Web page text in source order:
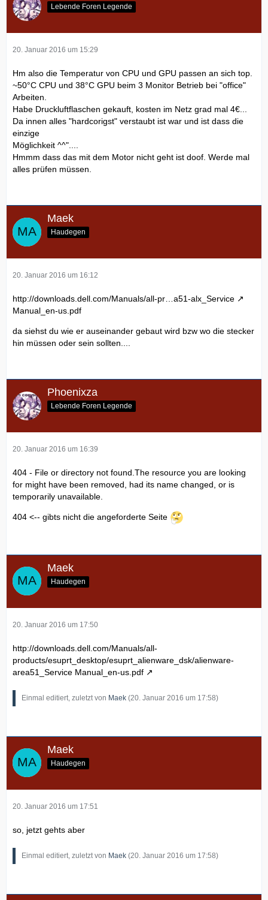
Lebende Foren Legende
20. Januar 2016 um 15:29
Hm also die Temperatur von CPU und GPU passen an sich top.
~50°C CPU und 38°C GPU beim 3 Monitor Betrieb bei "office"
Arbeiten.
Habe Druckluftflaschen gekauft, kosten im Netz grad mal 4€...
Da innen alles "hardcorigst" verstaubt ist war und ist dass die
einzige
Möglichkeit ^^"....
Hmmm dass das mit dem Motor nicht geht ist doof. Werde mal
alles prüfen müssen.
Maek
Haudegen
20. Januar 2016 um 16:12
http://downloads.dell.com/Manuals/all-pr…a51-alx_Service
Manual_en-us.pdf
da siehst du wie er auseinander gebaut wird bzw wo die stecker
hin müssen oder sein sollten....
Phoenixza
Lebende Foren Legende
20. Januar 2016 um 16:39
404 - File or directory not found.The resource you are looking
for might have been removed, had its name changed, or is
temporarily unavailable.
404 <-- gibts nicht die angeforderte Seite
Maek
Haudegen
20. Januar 2016 um 17:50
http://downloads.dell.com/Manuals/all-
products/esuprt_desktop/esuprt_alienware_dsk/alienware-
area51_Service Manual_en-us.pdf
Einmal editiert, zuletzt von Maek (20. Januar 2016 um 17:58)
Maek
Haudegen
20. Januar 2016 um 17:51
so, jetzt gehts aber
Einmal editiert, zuletzt von Maek (20. Januar 2016 um 17:58)